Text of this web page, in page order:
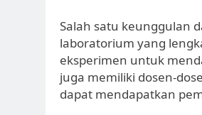
Salah satu keunggulan
laboratorium yang
eksperimen untuk
juga memiliki dosen-
dapat mendapatkan